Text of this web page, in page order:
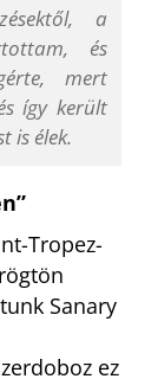
a
és
mert
így került
is élek.
Tropez-
Sanary
ez